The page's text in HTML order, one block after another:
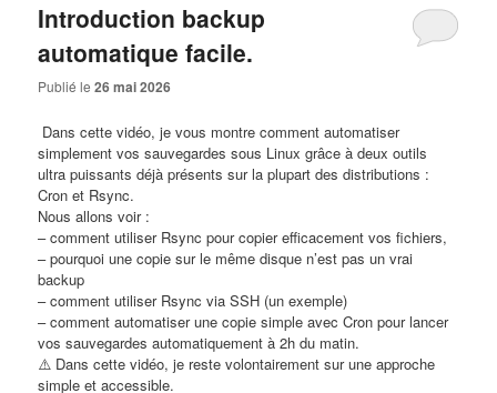
Introduction backup
automatique facile.
Publié le26 mai 2026
​ Dans cette vidéo, je vous montre comment automatiser
simplement vos sauvegardes sous Linux grâce à deux outils
ultra puissants déjà présents sur la plupart des distributions :
Cron et Rsync.
Nous allons voir :
– comment utiliser Rsync pour copier efficacement vos fichiers,
– pourquoi une copie sur le même disque n’est pas un vrai
backup
– comment utiliser Rsync via SSH (un exemple)
– comment automatiser une copie simple avec Cron pour lancer
vos sauvegardes automatiquement à 2h du matin.
⚠️ Dans cette vidéo, je reste volontairement sur une approche
simple et accessible.